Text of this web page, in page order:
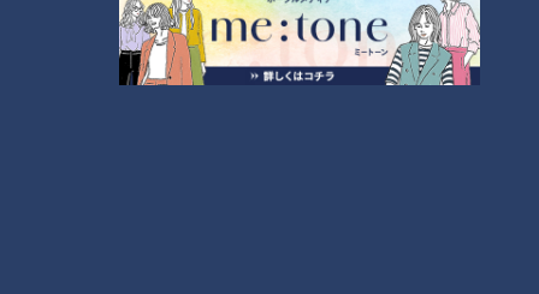
福神の福禄寿のからくりを筆頭に、合わせて4体が華やかな演
技を繰り広げます。